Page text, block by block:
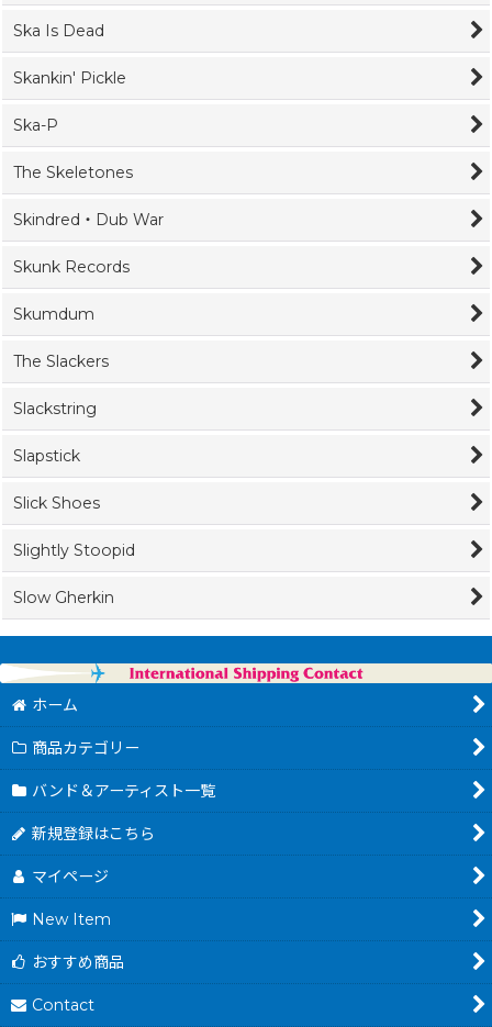
Ska Is Dead
Skankin' Pickle
Ska-P
The Skeletones
Skindred・Dub War
Skunk Records
Skumdum
The Slackers
Slackstring
Slapstick
Slick Shoes
Slightly Stoopid
Slow Gherkin
ホーム
商品カテゴリー
バンド＆アーティスト一覧
新規登録はこちら
マイページ
New Item
おすすめ商品
Contact